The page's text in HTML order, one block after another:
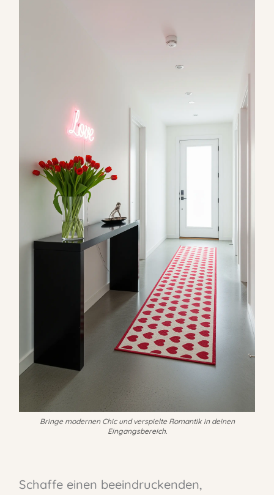
Bringe modernen Chic und verspielte Romantik in deinen
Eingangsbereich.
Schaffe einen beeindruckenden,